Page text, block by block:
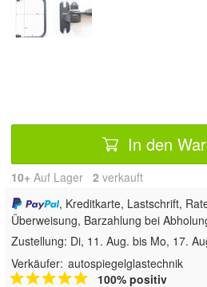
In den
10+ Auf Lager 2 verkauft
, Kreditkarte, Lastschrift,
Überweisung, Barzahlung bei
Zustellung: Di, 11. Aug. bis Mo, 17.
Verkäufer: autospiegelglastechnik
100% positiv